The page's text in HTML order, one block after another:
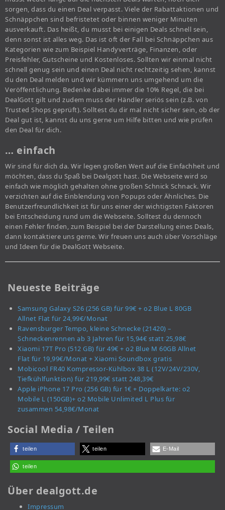
sorgen, dass du einen Deal verpasst. Viele der Rabattaktionen und
Schnäppchen sind befristetet oder binnen weniger Minuten
ausverkauft. Das heißt, du musst bei einigen Deals schnell sein,
denn sonst ist alles weg. Das ist oft der Fall bei Schnäppchen aus
Kategorien wie zum Beispiel Handyverträge, Finanzen, oder
Preisfehler, Gutscheine und Kostenloses. Sollten wir einmal nicht
schnell genug sein und einen Deal nicht rechtzeitig sehen, kannst
du den Deal melden und wir kümmern uns umgehend um die
Veröffentlichung. Bedenke dabei immer die 10% Regel, die bei
DealGott gilt und zudem muss der Händler seriös sein (z.B. von
Trusted Shops geprüft). Solltest du dir mal nicht sicher sein, ob der
Deal gut ist, kannst du uns gerne um Hilfe bitten und wie prüfen
den Deal für dich.
… einfach
Wir sind für dich da. Wir legen großen Wert auf die Einfachheit und
möchten, dass du Spaß bei Dealgott hast. Die Webseite wird so
einfach wie möglich gehalten ohne großen Schnick Schnack. Wir
verzichten auf die Einblendung von Popups oder Ähnliches. Die
Benutzerfreundlichkeit ist für uns einer der wichtigsten Faktoren
bei Entscheidung rund um die Webseite. Solltest du dennoch
einen Fehler finden, zum Beispiel bei der Darstellung eines Deals,
dann kontaktiere uns gerne. Wir freuen uns auch über Vorschläge
und Ideen für die DealGott Webseite.
Neueste Beiträge
Samsung Galaxy S26 (256 GB) für 99€ + o2 Blue L 80GB
Allnet Flat für 24,99€/Monat
Ravensburger Tempo, kleine Schnecke (21420) –
Schneckenrennen ab 3 Jahren für 15,94€ statt 25,98€
Xiaomi 17T Pro (512 GB) für 49€ + o2 Blue M 60GB Allnet
Flat für 19,99€/Monat + Xiaomi Soundbox gratis
Mobicool FR40 Kompressor-Kühlbox 38 L (12V/24V/230V,
Tiefkühlfunktion) für 219,99€ statt 248,39€
Apple iPhone 17 Pro (256 GB) für 1€ + Doppelkarte: o2
Mobile L (150GB)+ o2 Mobile Unlimited L Plus für
zusammen 54,98€/Monat
Social Media / Teilen
teilen teilen E-Mail
teilen
Über dealgott.de
Impressum